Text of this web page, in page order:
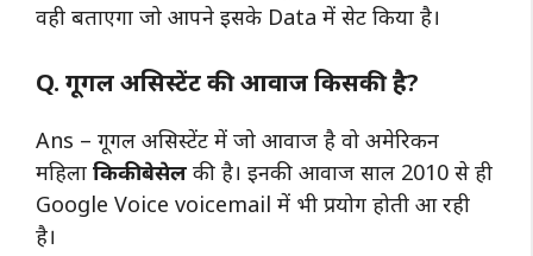
वही बताएगा जो आपने इसके Data में सेट किया है।
Q. गूगल असिस्टेंट की आवाज किसकी है?
Ans – गूगल असिस्टेंट में जो आवाज है वो अमेरिकन
महिला किकी बेसेल की है। इनकी आवाज साल 2010 से ही
Google Voice voicemail में भी प्रयोग होती आ रही
है।